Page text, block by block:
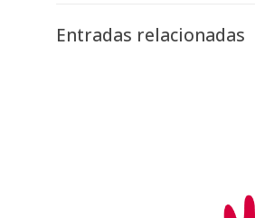
Entradas relacionadas